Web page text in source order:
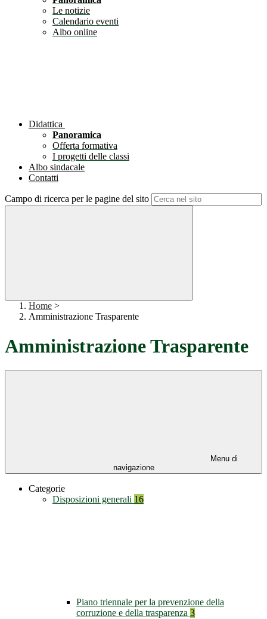
Le notizie
Calendario eventi
Albo online
Didattica
Panoramica
Offerta formativa
I progetti delle classi
Albo sindacale
Contatti
Campo di ricerca per le pagine del sito
Home >
Amministrazione Trasparente
Amministrazione Trasparente
Menu di
navigazione
Categorie
Disposizioni generali 16
Piano triennale per la prevenzione della
corruzione e della trasparenza 3